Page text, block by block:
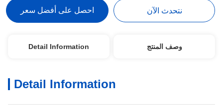
احصل على أفضل سعر نتحدث الآن
Detail Information وصف المنتج
Detail Information